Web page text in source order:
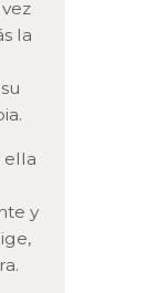
la
ella
y